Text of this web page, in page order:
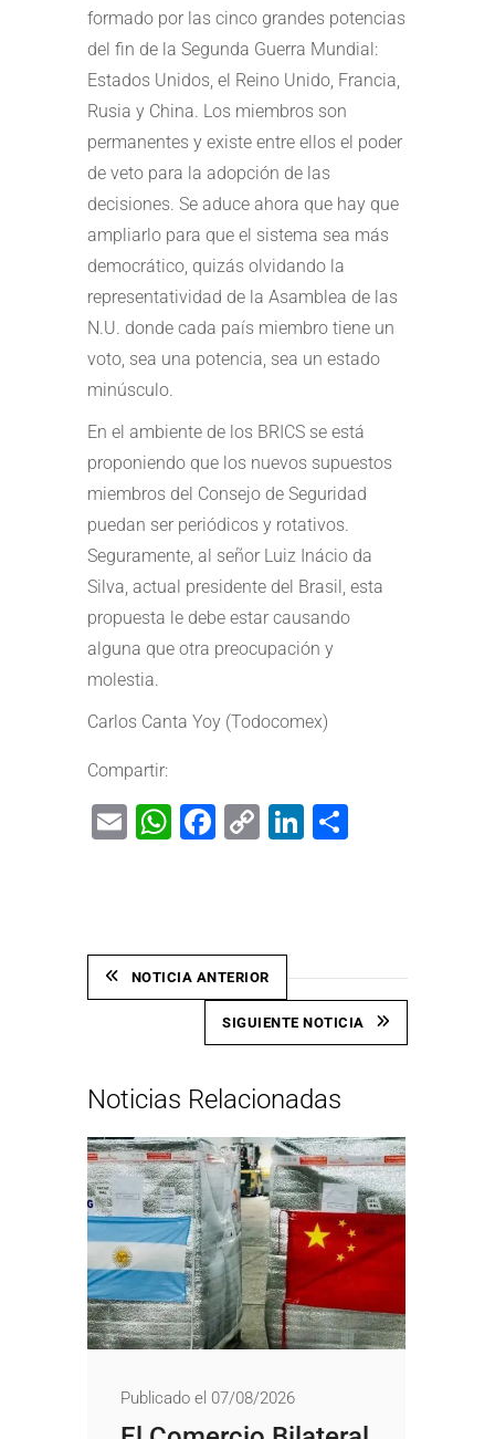
formado por las cinco grandes potencias
del fin de la Segunda Guerra Mundial:
Estados Unidos, el Reino Unido, Francia,
Rusia y China. Los miembros son
permanentes y existe entre ellos el poder
de veto para la adopción de las
decisiones. Se aduce ahora que hay que
ampliarlo para que el sistema sea más
democrático, quizás olvidando la
representatividad de la Asamblea de las
N.U. donde cada país miembro tiene un
voto, sea una potencia, sea un estado
minúsculo.
En el ambiente de los BRICS se está
proponiendo que los nuevos supuestos
miembros del Consejo de Seguridad
puedan ser periódicos y rotativos.
Seguramente, al señor Luiz Inácio da
Silva, actual presidente del Brasil, esta
propuesta le debe estar causando
alguna que otra preocupación y
molestia.
Carlos Canta Yoy (Todocomex)
Compartir:
EmailWhatsApp
Facebook
CopyLinkedIn
NOTICIA ANTERIOR
SIGUIENTE NOTICIA
Noticias Relacionadas
Publicado el 07/08/2026